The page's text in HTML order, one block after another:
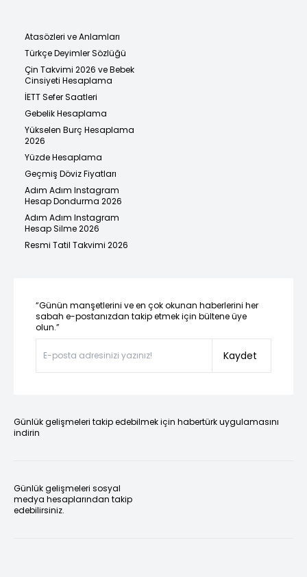
Atasözleri ve Anlamları
Türkçe Deyimler Sözlüğü
Çin Takvimi 2026 ve Bebek
Cinsiyeti Hesaplama
İETT Sefer Saatleri
Gebelik Hesaplama
Yükselen Burç Hesaplama
2026
Yüzde Hesaplama
Geçmiş Döviz Fiyatları
Adım Adım Instagram
Hesap Dondurma 2026
Adım Adım Instagram
Hesap Silme 2026
Resmi Tatil Takvimi 2026
“Günün manşetlerini ve en çok okunan haberlerini her
sabah e-postanızdan takip etmek için bültene üye
olun.”
Kaydet
Günlük gelişmeleri takip edebilmek için habertürk uygulamasını
indirin
Günlük gelişmeleri sosyal
medya hesaplarından takip
edebilirsiniz.